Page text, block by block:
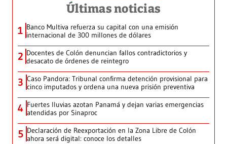
Últimas noticias
1 Banco Multiva refuerza su capital con una emisión
internacional de 300 millones de dólares
2 Docentes de Colón denuncian fallos contradictorios y
desacato de órdenes de reintegro
3 Caso Pandora: Tribunal confirma detención provisional para
cinco imputados y ordena una nueva prisión preventiva
4 Fuertes lluvias azotan Panamá y dejan varias emergencias
atendidas por Sinaproc
5 Declaración de Reexportación en la Zona Libre de Colón
ahora será digital: conoce los detalles